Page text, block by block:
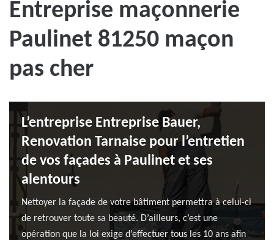
Entreprise maçonnerie
Paulinet 81250 maçon
pas cher
L’entreprise Entreprise Bauer,
Renovation Tarnaise pour l’entretien
de vos façades à Paulinet et ses
alentours
Nettoyer la façade de votre bâtiment permettra à celui-ci
de retrouver toute sa beauté. D’ailleurs, c’est une
opération que la loi exige d’effectuer tous les 10 ans afin